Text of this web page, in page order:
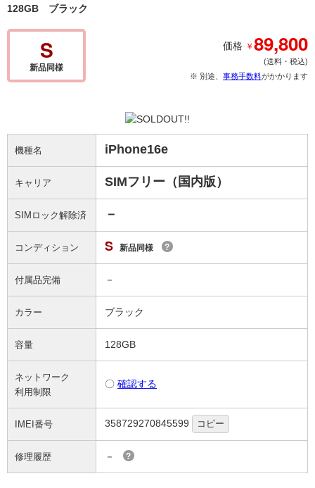
128GB ブラック
S
新品同様
価格 ￥89,800
(送料・税込)
※ 別途、 事務手数料がかかります
機種名 iPhone16e
キャリア SIMフリー（国内版）
SIMロック解除済 －
コンディション S 新品同様 ?
付属品完備 －
カラー ブラック
容量 128GB
ネットワーク
利用制限
〇 確認する
IMEI番号 358729270845599 コピー
修理履歴 － ?